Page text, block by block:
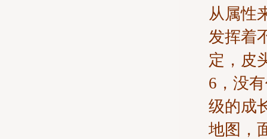
从属性
发挥着
定，皮
6，没
级的成
地图，